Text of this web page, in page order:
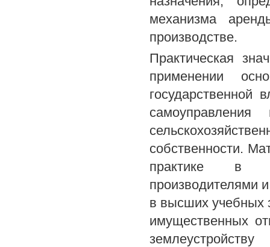
механизма
производстве.
Практическая
применении
государственной
собственности.
практике в
производителями
в высших учебных
имущественных